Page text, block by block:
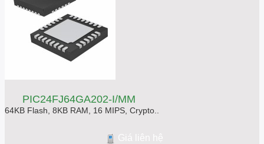
PIC24FJ64GA202-I/MM
64KB Flash, 8KB RAM, 16 MIPS, Crypto..
Giá liên hệ